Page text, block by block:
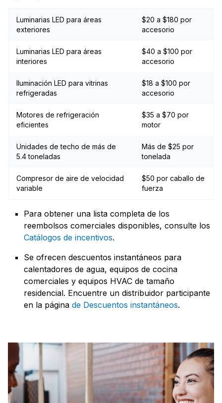
Luminarias LED para áreas
exteriores
$20 a $180 por
accesorio
Luminarias LED para áreas
interiores
$40 a $100 por
accesorio
Iluminación LED para vitrinas
refrigeradas
$18 a $100 por
accesorio
Motores de refrigeración
eficientes
$35 a $70 por
motor
Unidades de techo de más de
5.4 toneladas
Más de $25 por
tonelada
Compresor de aire de velocidad
variable
$50 por caballo de
fuerza
Para obtener una lista completa de los
reembolsos comerciales disponibles, consulte los
Catálogos de incentivos.
Se ofrecen descuentos instantáneos para
calentadores de agua, equipos de cocina
comerciales y equipos HVAC de tamaño
residencial. Encuentre un distribuidor participante
en la página de Descuentos instantáneos.